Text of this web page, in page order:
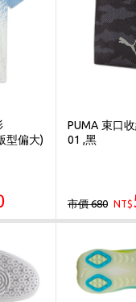
型偏大)
PUMA 束口
01 ,黑
市價 680 NT$